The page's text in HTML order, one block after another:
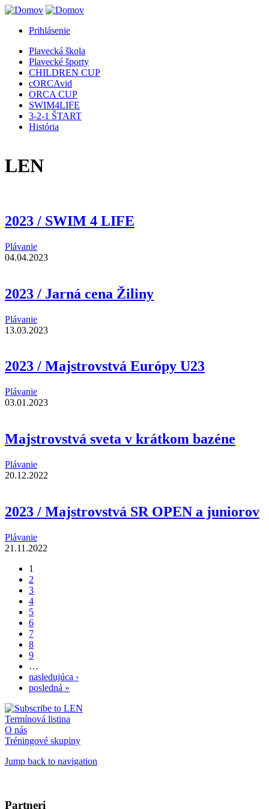
Jump to Navigation
Prihlásenie
Plavecká škola
Plavecké športy
CHILDREN CUP
cORCAvid
ORCA CUP
SWIM4LIFE
3-2-1 ŠTART
História
LEN
2023 / SWIM 4 LIFE
Plávanie
04.04.2023
2023 / Jarná cena Žiliny
Plávanie
13.03.2023
2023 / Majstrovstvá Európy U23
Plávanie
03.01.2023
Majstrovstvá sveta v krátkom bazéne
Plávanie
20.12.2022
2023 / Majstrovstvá SR OPEN a juniorov
Plávanie
21.11.2022
Stránky
1
2
3
4
5
6
7
8
9
…
nasledujúca ›
posledná »
Termínová listina
O nás
Tréningové skupiny
Jump back to navigation
Partneri